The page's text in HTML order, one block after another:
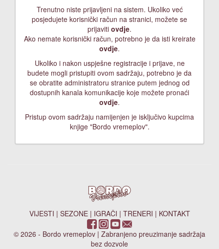
Trenutno niste prijavljeni na sistem. Ukoliko već
posjedujete korisnički račun na stranici, možete se
prijaviti ovdje.
Ako nemate korisnički račun, potrebno je da isti kreirate
ovdje.
Ukoliko i nakon uspješne registracije i prijave, ne
budete mogli pristupiti ovom sadržaju, potrebno je da
se obratite administratoru stranice putem jednog od
dostupnih kanala komunikacije koje možete pronaći
ovdje.
Pristup ovom sadržaju namijenjen je isključivo kupcima
knjige "Bordo vremeplov".
VIJESTI | SEZONE| IGRAČI | TRENERI | KONTAKT
© 2026 - Bordo vremeplov | Zabranjeno preuzimanje sadržaja
bez dozvole